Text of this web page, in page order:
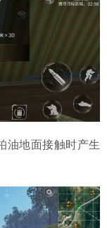
油地面接触时产生